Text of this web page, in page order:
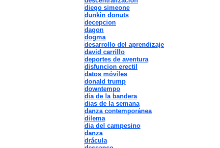
diego simeone
dunkin donuts
decepcion
dagon
dogma
desarrollo del aprendizaje
david carrillo
deportes de aventura
disfuncion erectil
datos móviles
donald trump
downtempo
dia de la bandera
dias de la semana
danza contemporánea
dilema
dia del campesino
danza
drácula